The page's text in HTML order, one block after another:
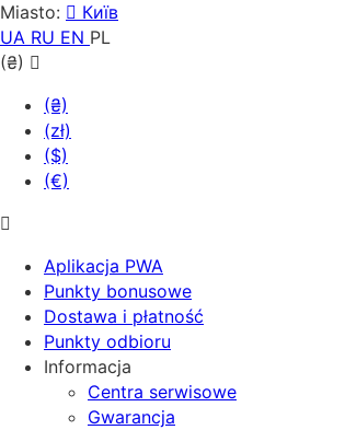
Miasto:
Київ
UA RU EN PL
(₴)
(₴)
(zł)
($)
(€)
Aplikacja PWA
Punkty bonusowe
Dostawa i płatność
Punkty odbioru
Informacja
Centra serwisowe
Gwarancja